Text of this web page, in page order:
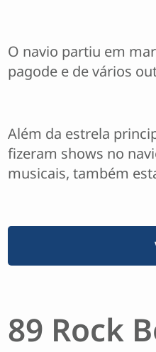
O navio partiu em
pagode e de vários
Além da estrela
fizeram shows no
musicais, também
89 Rock